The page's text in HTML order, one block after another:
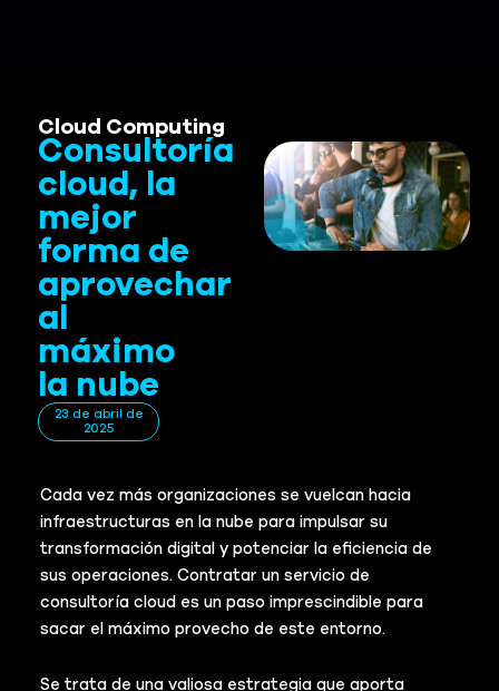
Cloud Computing
Consultoría
cloud, la
mejor
forma de
aprovechar
al
máximo
la nube
23 de abril de
2025
Cada vez más organizaciones se vuelcan hacia
infraestructuras en la nube para impulsar su
transformación digital y potenciar la eficiencia de
sus operaciones. Contratar un servicio de
consultoría cloud es un paso imprescindible para
sacar el máximo provecho de este entorno.
Se trata de una valiosa estrategia que aporta